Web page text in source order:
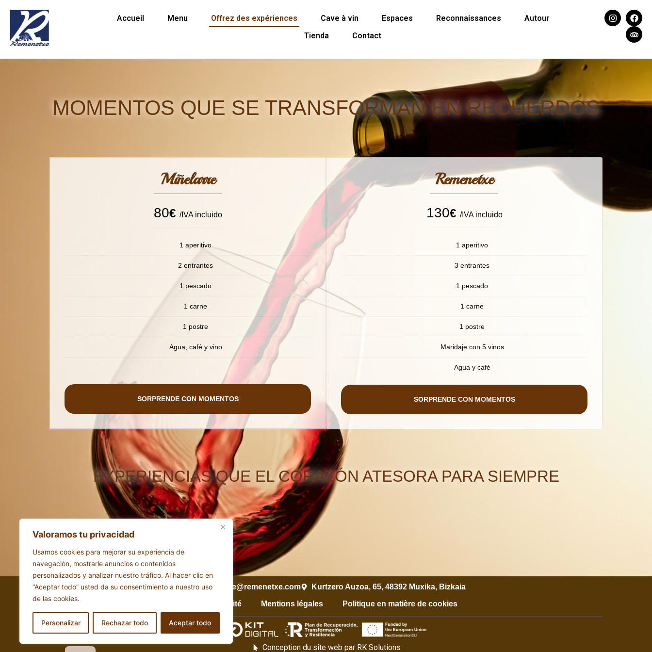
Valoramos tu privacidad
Usamos cookies para mejorar su experiencia de
navegación, mostrarle anuncios o contenidos
personalizados y analizar nuestro tráfico. Al hacer clic en
“Aceptar todo” usted da su consentimiento a nuestro uso
de las cookies.
Personalizar Rechazar todo Aceptar todo
Accueil Menu Offrez des expériences Cave à vin Espaces Reconnaissances
Autour
Tienda
Contact
MOMENTOS QUE SE TRANSFORMAN EN RECUERDOS
EXPERIENCIAS QUE EL CORAZÓN ATESORA PARA SIEMPRE
Miñelarre
80€ /IVA incluido
1 aperitivo
2 entrantes
1 pescado
1 carne
1 postre
Agua, café y vino
SORPRENDE CON MOMENTOS
Remenetxe
130€ /IVA incluido
1 aperitivo
3 entrantes
1 pescado
1 carne
1 postre
Maridaje con 5 vinos
Agua y café
SORPRENDE CON MOMENTOS
remenetxe@remenetxe.com Kurtzero Auzoa, 65, 48392 Muxika, Bizkaia
Accessibilité Mentions légales Politique en matière de cookies
Conception du site web par RK Solutions
EU